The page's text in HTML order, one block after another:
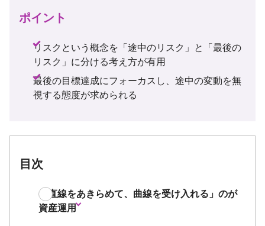
ポイント
リスクという概念を「途中のリスク」と「最後の
リスク」に分ける考え方が有用
最後の目標達成にフォーカスし、途中の変動を無
視する態度が求められる
目次
「直線をあきらめて、曲線を受け入れる」のが
資産運用